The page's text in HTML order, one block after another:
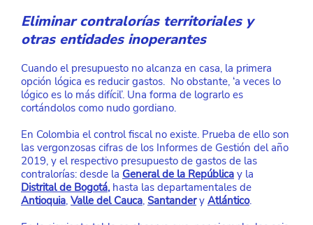
Eliminar contralorías territoriales y
otras entidades inoperantes
Cuando el presupuesto no alcanza en casa, la primera
opción lógica es reducir gastos.  No obstante, ‘a veces lo
lógico es lo más difícil’. Una forma de lograrlo es
cortándolos como nudo gordiano.
En Colombia el control fiscal no existe. Prueba de ello son
las vergonzosas cifras de los Informes de Gestión del año
2019, y el respectivo presupuesto de gastos de las
contralorías: desde la General de la República y la
Distrital de Bogotá, hasta las departamentales de
Antioquia, Valle del Cauca, Santander y Atlántico.